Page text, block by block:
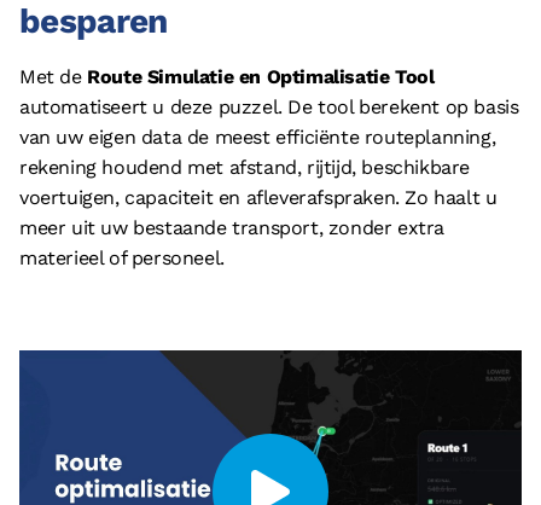
© 2026 - Boostlogix | Logistiek Adviesbureau
Privacy
Disclaimer
Algemene voorwaarden
Cookieverklaring
besparen
Met de Route Simulatie en Optimalisatie Tool
automatiseert u deze puzzel. De tool berekent op basis
van uw eigen data de meest efficiënte routeplanning,
rekening houdend met afstand, rijtijd, beschikbare
voertuigen, capaciteit en afleverafspraken. Zo haalt u
meer uit uw bestaande transport, zonder extra
materieel of personeel.